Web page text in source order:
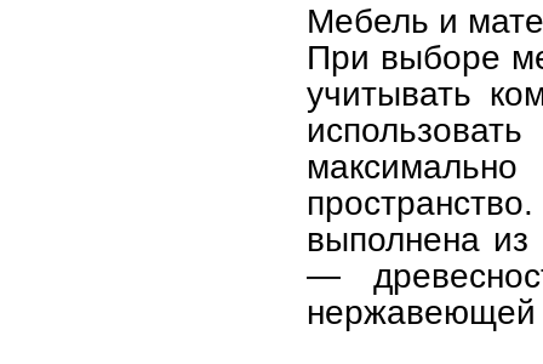
Мебель и
При выборе
учитывать
выполнена
—
нержавеющей